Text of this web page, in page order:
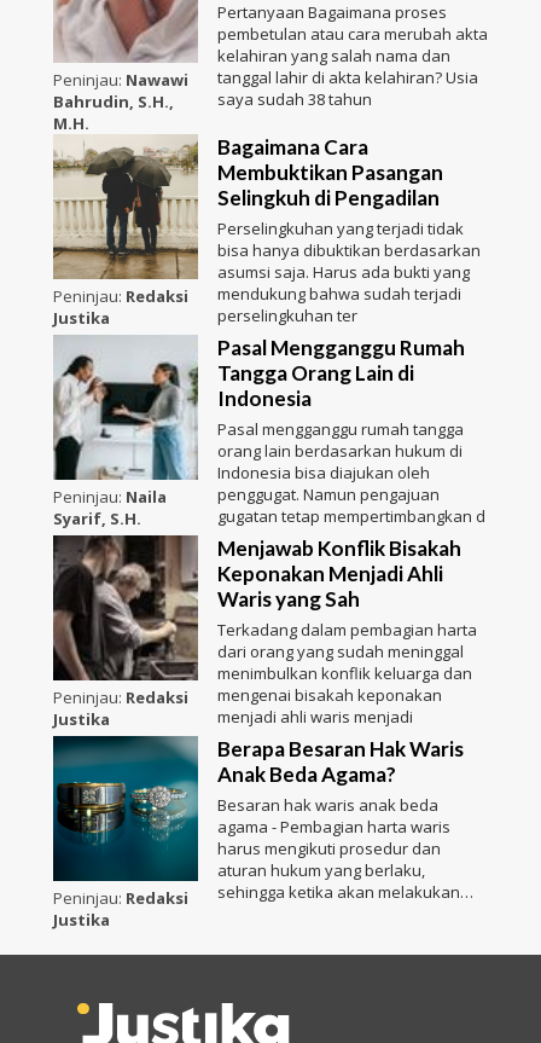
Peninjau: Nawawi
Bahrudin, S.H.,
M.H.
Pertanyaan Bagaimana proses
pembetulan atau cara merubah akta
kelahiran yang salah nama dan
tanggal lahir di akta kelahiran? Usia
saya sudah 38 tahun
Peninjau: Redaksi
Justika
Bagaimana Cara
Membuktikan Pasangan
Selingkuh di Pengadilan
Perselingkuhan yang terjadi tidak
bisa hanya dibuktikan berdasarkan
asumsi saja. Harus ada bukti yang
mendukung bahwa sudah terjadi
perselingkuhan ter
Peninjau: Naila
Syarif, S.H.
Pasal Mengganggu Rumah
Tangga Orang Lain di
Indonesia
Pasal mengganggu rumah tangga
orang lain berdasarkan hukum di
Indonesia bisa diajukan oleh
penggugat. Namun pengajuan
gugatan tetap mempertimbangkan d
Peninjau: Redaksi
Justika
Menjawab Konflik Bisakah
Keponakan Menjadi Ahli
Waris yang Sah
Terkadang dalam pembagian harta
dari orang yang sudah meninggal
menimbulkan konflik keluarga dan
mengenai bisakah keponakan
menjadi ahli waris menjadi
Peninjau: Redaksi
Justika
Berapa Besaran Hak Waris
Anak Beda Agama?
Besaran hak waris anak beda
agama - Pembagian harta waris
harus mengikuti prosedur dan
aturan hukum yang berlaku,
sehingga ketika akan melakukan